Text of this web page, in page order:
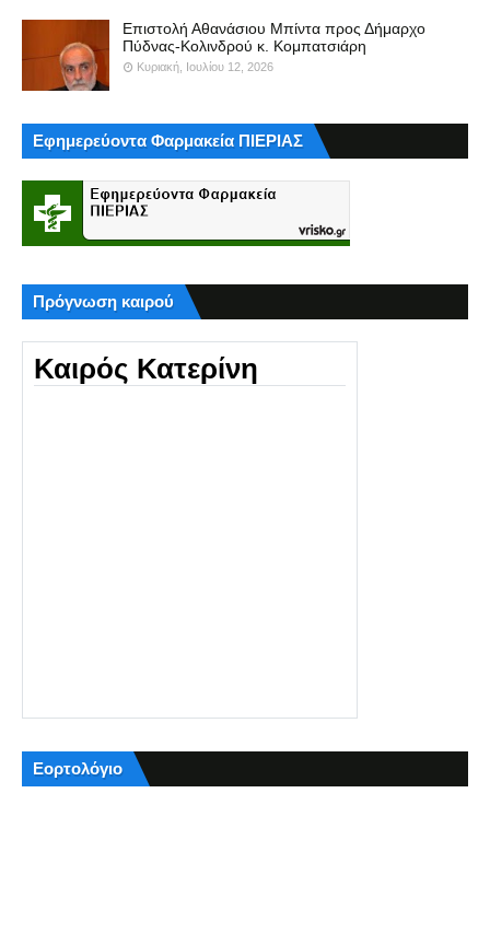
Επιστολή Αθανάσιου Μπίντα προς Δήμαρχο
Πύδνας-Κολινδρού κ. Κομπατσιάρη
Κυριακή, Ιουλίου 12, 2026
Εφημερεύοντα Φαρμακεία ΠΙΕΡΙΑΣ
Πρόγνωση καιρού
Καιρός Κατερίνη
Εορτολόγιο